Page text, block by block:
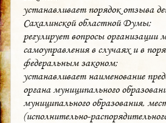
устанавливает порядок отзыва
Сахалинской областной Думы;
регулирует вопросы организации
самоуправления в случаях и в
федеральным законом;
устанавливает наименование
органа муниципального
муниципального образования,
(исполнительно-